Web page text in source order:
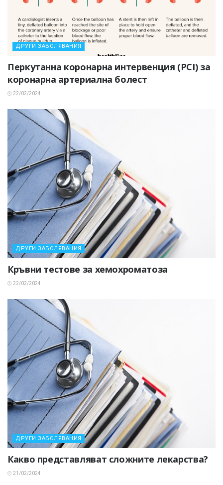
ДРУГИ ЗАБОЛЯВАНИЯ
Перкутанна коронарна интервенция (PCI) за
коронарна артериална болест
22/02/2024
ДРУГИ ЗАБОЛЯВАНИЯ
Кръвни тестове за хемохроматоза
22/02/2024
ДРУГИ ЗАБОЛЯВАНИЯ
Какво представляват сложните лекарства?
21/02/2024